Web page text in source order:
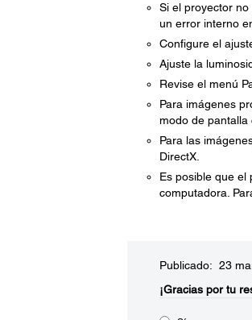
Si el proyector
un error interno
Configure el
Ajuste la
Revise el menú
Para imágenes
modo de pantalla
Para las
DirectX.
Es posible que el
computadora.
Publicado: 23
¡Gracias por tu